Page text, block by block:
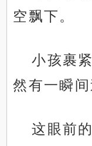
空飘下。
小孩裹
然有一瞬间
这眼前